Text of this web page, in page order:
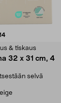
arvostelut
& tiskaus
32 x 31 cm, 4
selvä